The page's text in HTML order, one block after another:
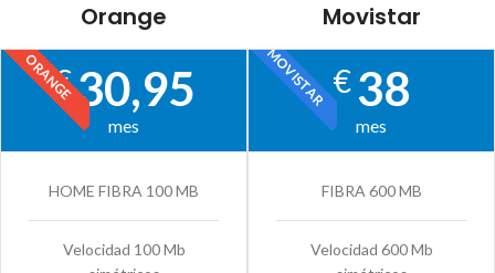
Orange
ORANGE
€30,95
mes
HOME FIBRA 100 MB
Velocidad 100 Mb
Movistar
MOVISTAR€38
mes
FIBRA 600 MB
Velocidad 600 Mb